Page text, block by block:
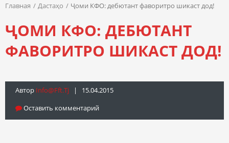
Главная Дастаҳо Ҷоми КФО: дебютант фаворитро шикаст дод!
ҶОМИ КФО: ДЕБЮТАНТ
ФАВОРИТРО ШИКАСТ ДОД!
Автор Info@fft.tj | 15.04.2015
Оставить комментарий